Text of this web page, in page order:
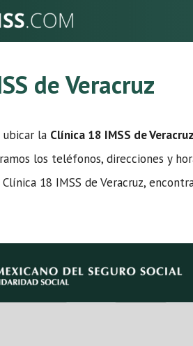
de Veracruz
la Clínica 18 IMSS de Veracruz
los teléfonos, direcciones y
18 IMSS de Veracruz,